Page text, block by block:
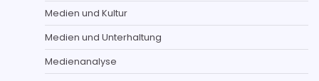
Medien und Kultur
Medien und Unterhaltung
Medienanalyse